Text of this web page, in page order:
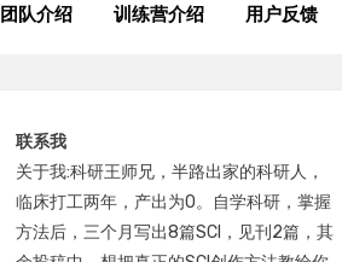
团队介绍 训练营介绍 用户反馈
联系我
关于我:科研王师兄，半路出家的科研人，
临床打工两年，产出为0。自学科研，掌握
方法后，三个月写出8篇SCI，见刊2篇，其